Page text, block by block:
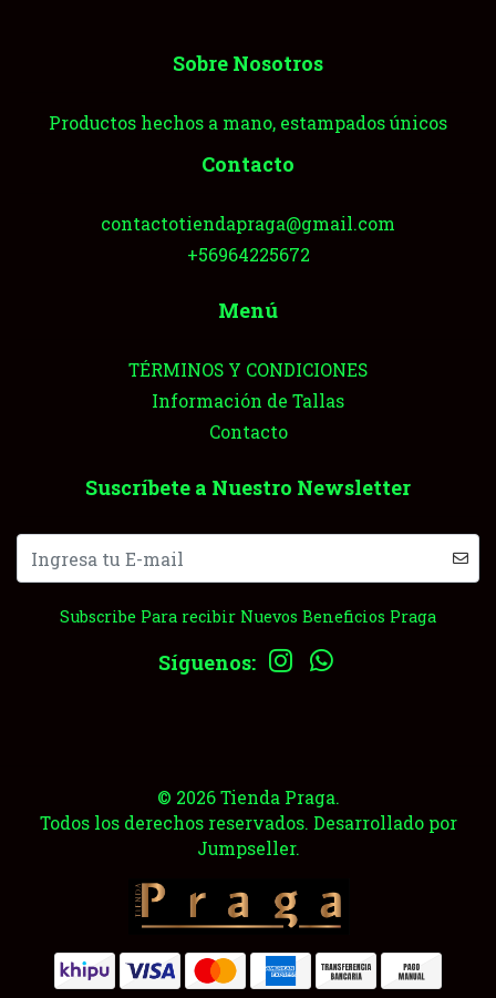
Sobre Nosotros
Productos hechos a mano, estampados únicos
Contacto
contactotiendapraga@gmail.com
+56964225672
Menú
TÉRMINOS Y CONDICIONES
Información de Tallas
Contacto
Suscríbete a Nuestro Newsletter
Subscribe Para recibir Nuevos Beneficios Praga
Síguenos:
© 2026 Tienda Praga.
Todos los derechos reservados. Desarrollado por
Jumpseller.